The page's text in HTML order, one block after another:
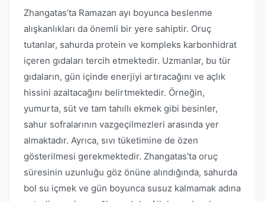
Zhangatas’ta Ramazan ayı boyunca beslenme
alışkanlıkları da önemli bir yere sahiptir. Oruç
tutanlar, sahurda protein ve kompleks karbonhidrat
içeren gıdaları tercih etmektedir. Uzmanlar, bu tür
gıdaların, gün içinde enerjiyi artıracağını ve açlık
hissini azaltacağını belirtmektedir. Örneğin,
yumurta, süt ve tam tahıllı ekmek gibi besinler,
sahur sofralarının vazgeçilmezleri arasında yer
almaktadır. Ayrıca, sıvı tüketimine de özen
gösterilmesi gerekmektedir. Zhangatas’ta oruç
süresinin uzunluğu göz önüne alındığında, sahurda
bol su içmek ve gün boyunca susuz kalmamak adına